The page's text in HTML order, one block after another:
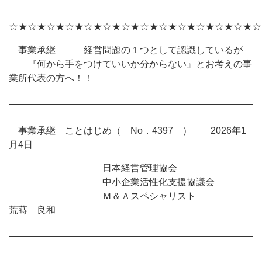
事業承継 経営問題の１つとして認識しているが
『何から手をつけていいか分からない』とお考えの事
業所代表の方へ！！
事業承継 ことはじめ（ No．4397 ） 2026年1
月4日
日本経営管理協会
中小企業活性化支援協議会
Ｍ＆Ａスペシャリスト
荒蒔 良和